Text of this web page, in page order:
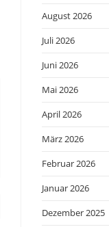
August 2026
Juli 2026
Juni 2026
Mai 2026
April 2026
März 2026
Februar 2026
Januar 2026
Dezember 2025